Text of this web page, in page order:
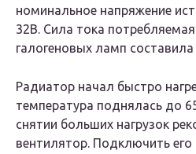
номинальное напряжение
32В. Сила тока
галогеновых ламп
Радиатор начал быстро
температура поднялась до
снятии больших нагрузок
вентилятор. Подключить